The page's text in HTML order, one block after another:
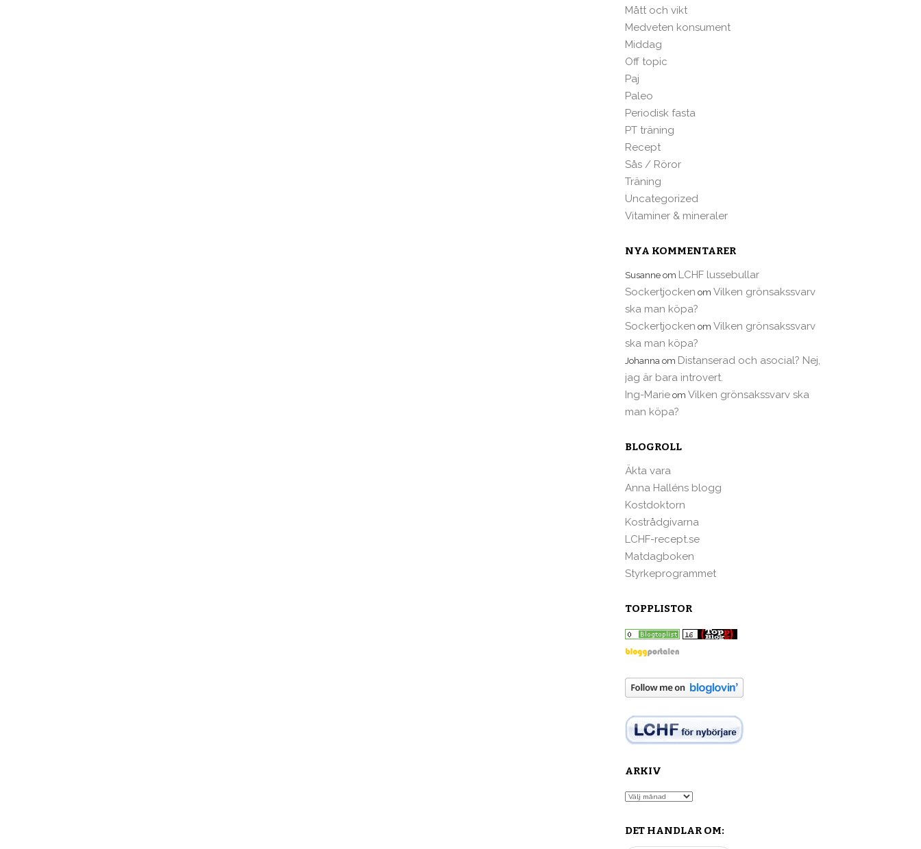
Mått och vikt
Medveten konsument
Middag
Off topic
Paj
Paleo
Periodisk fasta
PT träning
Recept
Sås / Röror
Träning
Uncategorized
Vitaminer & mineraler
NYA KOMMENTARER
Susanne om LCHF lussebullar
Sockertjocken om Vilken grönsakssvarv
ska man köpa?
Sockertjocken om Vilken grönsakssvarv
ska man köpa?
Johanna om Distanserad och asocial? Nej,
jag är bara introvert.
Ing-Marie om Vilken grönsakssvarv ska
man köpa?
BLOGROLL
Äkta vara
Anna Halléns blogg
Kostdoktorn
Kostrådgivarna
LCHF-recept.se
Matdagboken
Styrkeprogrammet
TOPPLISTOR
ARKIV
Arkiv
DET HANDLAR OM: